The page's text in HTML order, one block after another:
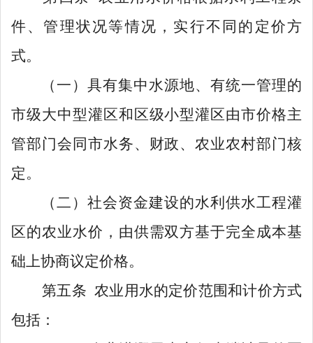
件、管理状况等情况，实行不同的定价方
式。
（一） 具有集中水源地、有统一管理的
市级大中型灌区和区级小型灌区由市价格主
管部门会同市水务、财政、农业农村部门核
定。
（二） 社会资金建设的水利供水工程灌
区的农业水价，由供需双方基于完全成本基
础上协商议定价格。
第五条 农业用水的定价范围和计价方式
包括：